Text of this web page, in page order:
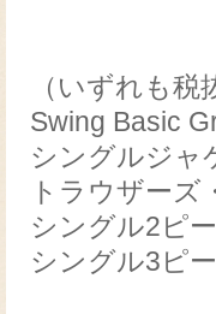
（いずれも税
Swing Basic
シングルジャ
トラウザーズ
シングル2ピ
シングル3ピ